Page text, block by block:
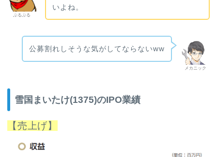
ぶるぶる
いよね。
メカニック
公募割れしそうな気がしてならないww
雪国まいたけ(1375)のIPO業績
【売上げ】